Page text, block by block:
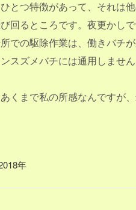
とつ特徴があって、それは
回るところです。夜更かし
での駆除作業は、働きバチ
スズメバチには通用しません
くまで私の所感なんですが
年